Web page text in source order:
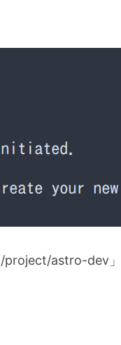
astro-dev